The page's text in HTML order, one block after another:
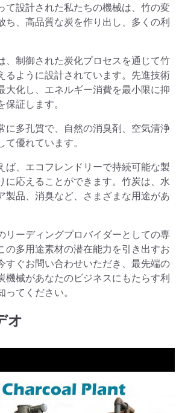
て設計された私たちの機械は、竹の変
ち、高品質な炭を作り出し、多くの利
、制御された炭化プロセスを通じて竹
るように設計されています。先進技術
大化し、エネルギー消費を最小限に抑
証します。
に多孔質で、自然の消臭剤、空気清浄
優れています。
ば、エコフレンドリーで持続可能な製
に応えることができます。竹炭は、水
製品、消臭など、さまざまな用途があ
リーディングプロバイダーとしての専
の多用途素材の潜在能力を引き出すお
すぐお問い合わせいただき、最先端の
機械があなたのビジネスにもたらす利
てください。
オ